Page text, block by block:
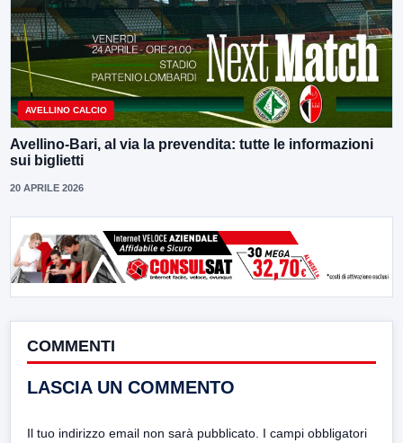
AVELLINO CALCIO
Avellino-Bari, al via la prevendita: tutte le informazioni
sui biglietti
20 APRILE 2026
COMMENTI
LASCIA UN COMMENTO
Il tuo indirizzo email non sarà pubblicato. I campi obbligatori